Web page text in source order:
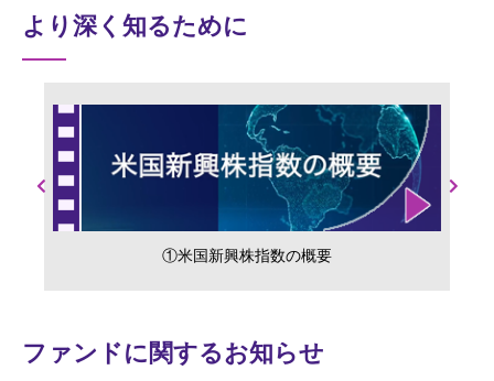
より深く知るために
Previous
②成長企業の存在感
Next
ファンドに関するお知らせ